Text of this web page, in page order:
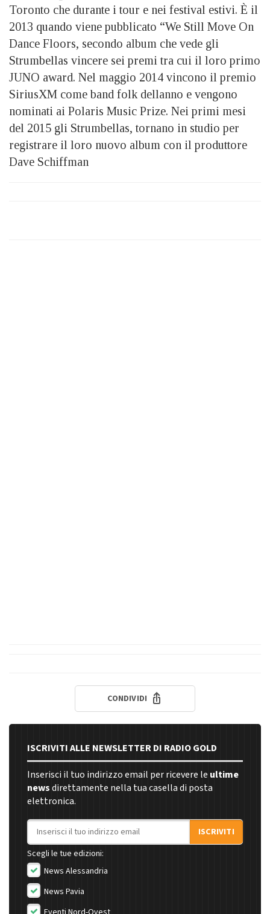
Toronto che durante i tour e nei festival estivi. È il
2013 quando viene pubblicato “We Still Move On
Dance Floors, secondo album che vede gli
Strumbellas vincere sei premi tra cui il loro primo
JUNO award. Nel maggio 2014 vincono il premio
SiriusXM come band folk dellanno e vengono
nominati ai Polaris Music Prize. Nei primi mesi
del 2015 gli Strumbellas, tornano in studio per
registrare il loro nuovo album con il produttore
Dave Schiffman
CONDIVIDI
ISCRIVITI ALLE NEWSLETTER DI RADIO GOLD
Inserisci il tuo indirizzo email per ricevere le ultime
newsdirettamente nella tua casella di posta
elettronica.
Indirizzo email
ISCRIVITI
Scegli le tue edizioni:
News Alessandria
News Pavia